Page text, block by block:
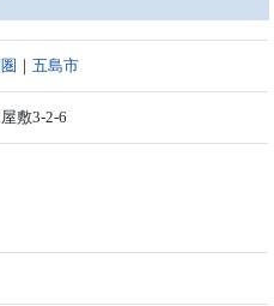
｜五島市
敷3-2-6